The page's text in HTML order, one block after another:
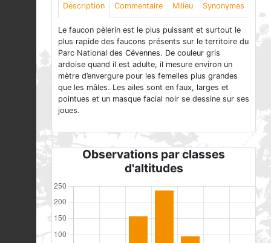
Description Commentaire Milieu Synonymes
Le faucon pèlerin est le plus puissant et surtout le
plus rapide des faucons présents sur le territoire du
Parc National des Cévennes. De couleur gris
ardoise quand il est adulte, il mesure environ un
mètre d’envergure pour les femelles plus grandes
que les mâles. Les ailes sont en faux, larges et
pointues et un masque facial noir se dessine sur ses
joues.
Observations par classes
d'altitudes